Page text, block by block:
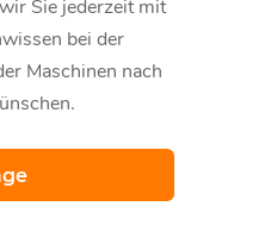
Sie jederzeit mit
bei der
Maschinen nach